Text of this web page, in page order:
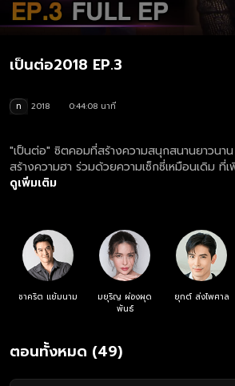
เป็นต่อ2018 EP.3
ท 2018
0:44:08 นาที
"เป็นต่อ" ซิตคอมที่สร้างความสนุกสนานยาวนาน
สร้างความฮา ร่วมด้วยความเซ็กซี่เหมือนเดิม
ยุ่งเหยิง เมื่อพี่ยมมีลูก!!! ความสนุกสุดฮา ความป่วนของ ศักรินทร์-ศักริ
ดูเพิ่มเติม
ชาคริต แย้มนาม
มยุริญ ผ่องผุด
พันธ์
ยุกต์ ส่งไพศาล
ตอนทั้งหมด (49)